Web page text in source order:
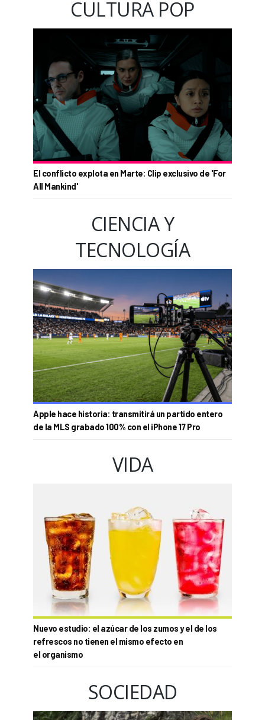
CULTURA POP
El conflicto explota en Marte: Clip exclusivo de 'For
All Mankind'
CIENCIA Y
TECNOLOGÍA
Apple hace historia: transmitirá un partido entero
de la MLS grabado 100% con el iPhone 17 Pro
VIDA
Nuevo estudio: el azúcar de los zumos y el de los
refrescos no tienen el mismo efecto en
el organismo
SOCIEDAD